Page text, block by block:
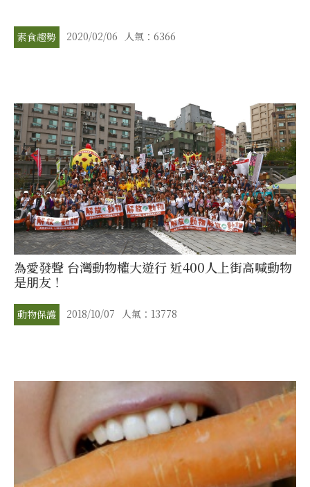
素食趨勢 2020/02/06 人氣：6366
為愛發聲 台灣動物權大遊行 近400人上街高喊動物
是朋友！
動物保護 2018/10/07 人氣：13778